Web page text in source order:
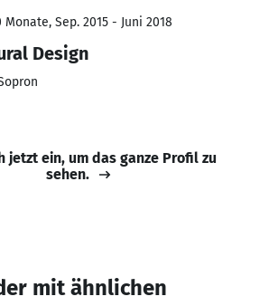
Monate, Sep. 2015 - Juni 2018
Design
jetzt ein, um das ganze Profil zu
sehen.
mit ähnlichen